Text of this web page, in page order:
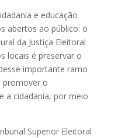
e educação
abertos ao público: o
da Justiça Eleitoral
locais é preservar o
importante ramo
promover o
a cidadania, por meio
Superior Eleitoral